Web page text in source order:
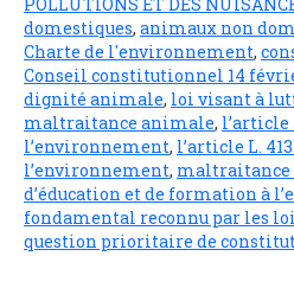
domestiques, animaux non
Charte de l'environnement,
Conseil constitutionnel 14 février
dignité animale, loi visant à
maltraitance animale, l’article
l’environnement, l’article L.
l’environnement,
d’éducation et de formation à
fondamental reconnu par les
question prioritaire de